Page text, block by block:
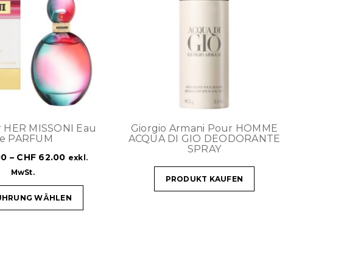
HER MISSONI Eau
PARFUM
– CHF 62.00 exkl.
MwSt.
WÄHLEN
Giorgio Armani Pour HOMME
ACQUA DI GIO DEODORANTE
SPRAY
PRODUKT KAUFEN